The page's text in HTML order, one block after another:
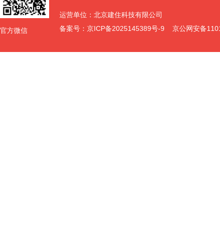
官方微信
运营单位：北京建住科技有限公司
备案号： 京ICP备2025145389号-9 京公网安备